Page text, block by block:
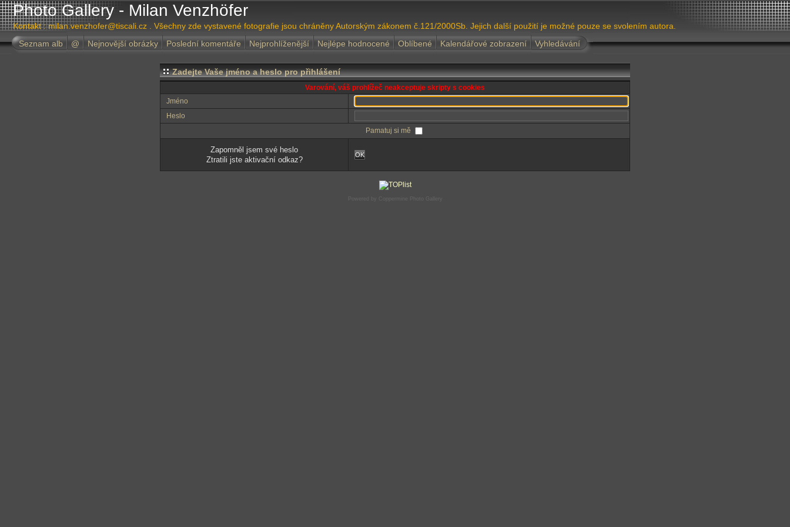
Photo Gallery - Milan Venzhöfer
Kontakt : milan.venzhofer@tiscali.cz . Všechny zde vystavené fotografie jsou chráněny Autorským zákonem č.121/2000Sb. Jejich další použití je možné pouze se svolením autora.
Seznam alb
@ Nejnovější obrázky Poslední komentáře Nejprohlíženější Nejlépe hodnocené Oblíbené Kalendářové zobrazení Vyhledávání
Zadejte Vaše jméno a heslo pro přihlášení
Varování, váš prohlížeč neakceptuje skripty s cookies
Jméno
Heslo
Pamatuj si mě
Zapomněl jsem své heslo
Ztratili jste aktivační odkaz?
OK